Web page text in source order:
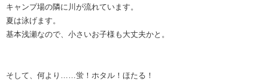
キャンプ場の隣に川が流れています。
夏は泳げます。
基本浅瀬なので、小さいお子様も大丈夫かと。
そして、何より……蛍！ホタル！ほたる！